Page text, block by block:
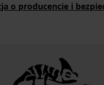
o producencie i